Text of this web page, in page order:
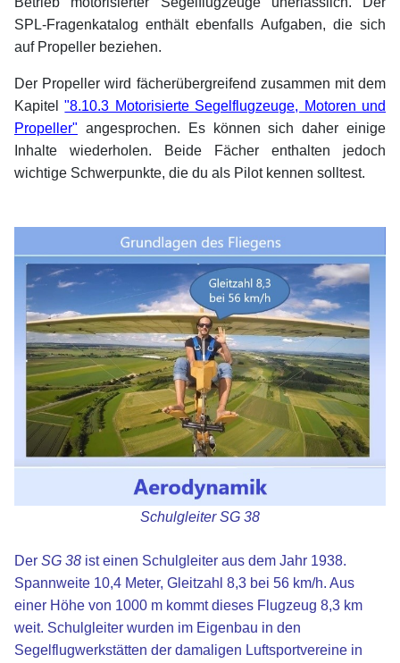
SPL-Fragenkatalog enthält ebenfalls Aufgaben, die sich
auf Propeller beziehen.
Der Propeller wird fächerübergreifend zusammen mit dem
Kapitel"8.10.3 Motorisierte Segelflugzeuge, Motoren und
Propeller" angesprochen. Es können sich daher einige
Inhalte wiederholen. Beide Fächer enthalten jedoch
wichtige Schwerpunkte, die du als Pilot kennen solltest.
Schulgleiter SG 38
Der SG 38 ist einen Schulgleiter aus dem Jahr 1938.
Spannweite 10,4 Meter, Gleitzahl 8,3 bei 56 km/h. Aus
einer Höhe von 1000 m kommt dieses Flugzeug 8,3 km
weit. Schulgleiter wurden im Eigenbau in den
Segelflugwerkstätten der damaligen Luftsportvereine in